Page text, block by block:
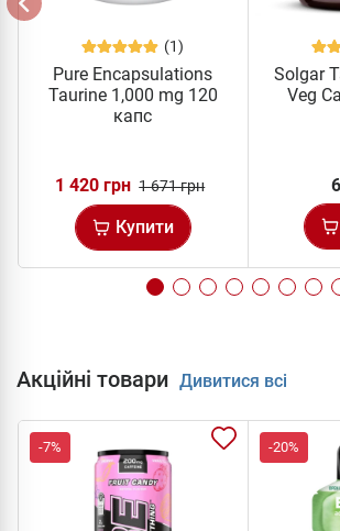
(1)
Pure Encapsulations
Taurine 1,000 mg 120
капс
1 420 грн 1 671 грн
Купити
Solgar
Veg
Акційні товари Дивитися всі
-7% -20%